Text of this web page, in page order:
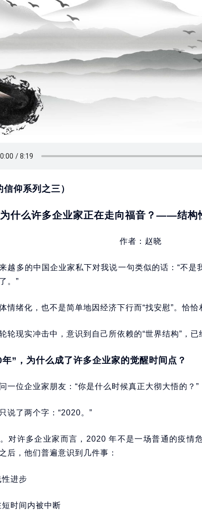
信仰系列之三）
为什么许多企业家正在走向福音？——结构
作者：赵晓
越多的中国企业家私下对我说一句类似的话：“不是
。”
情绪化，也不是简单地因经济下行而“找安慰”。恰
轮现实冲击中，意识到自己所依赖的“世界结构”，已
”，为什么成了许多企业家的觉醒时间点？
一位企业家朋友：“你是什么时候真正大彻大悟的？”
说了两个字：“2020。”
对许多企业家而言，2020 年不是一场普通的疫情
后，他们普遍意识到几件事：
性进步
短时间内被中断